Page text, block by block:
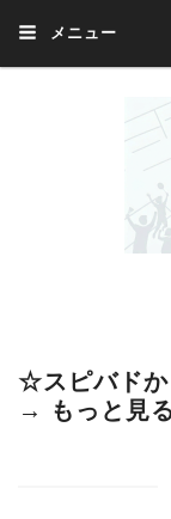
メニュー
☆スピバドか
→ もっと見